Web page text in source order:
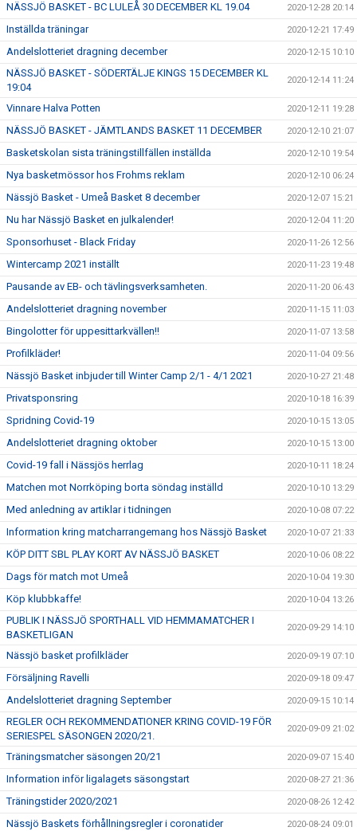
NÄSSJÖ BASKET - BC LULEÅ 30 DECEMBER KL 19.04 2020-12-28 20:14
Inställda träningar 2020-12-21 17:49
Andelslotteriet dragning december 2020-12-15 10:10
NÄSSJÖ BASKET - SÖDERTÄLJE KINGS 15 DECEMBER KL
19:04
2020-12-14 11:24
Vinnare Halva Potten 2020-12-11 19:28
NÄSSJÖ BASKET - JÄMTLANDS BASKET 11 DECEMBER 2020-12-10 21:07
Basketskolan sista träningstillfällen inställda 2020-12-10 19:54
Nya basketmössor hos Frohms reklam 2020-12-10 06:24
Nässjö Basket - Umeå Basket 8 december 2020-12-07 15:21
Nu har Nässjö Basket en julkalender! 2020-12-04 11:20
Sponsorhuset - Black Friday 2020-11-26 12:56
Wintercamp 2021 inställt 2020-11-23 19:48
Pausande av EB- och tävlingsverksamheten. 2020-11-20 06:43
Andelslotteriet dragning november 2020-11-15 11:03
Bingolotter för uppesittarkvällen!! 2020-11-07 13:58
Profilkläder! 2020-11-04 09:56
Nässjö Basket inbjuder till Winter Camp 2/1 - 4/1 2021 2020-10-27 21:48
Privatsponsring 2020-10-18 16:39
Spridning Covid-19 2020-10-15 13:05
Andelslotteriet dragning oktober 2020-10-15 13:00
Covid-19 fall i Nässjös herrlag 2020-10-11 18:24
Matchen mot Norrköping borta söndag inställd 2020-10-10 13:29
Med anledning av artiklar i tidningen 2020-10-08 07:22
Information kring matcharrangemang hos Nässjö Basket 2020-10-07 21:33
KÖP DITT SBL PLAY KORT AV NÄSSJÖ BASKET 2020-10-06 08:22
Dags för match mot Umeå 2020-10-04 19:30
Köp klubbkaffe! 2020-10-04 13:26
PUBLIK I NÄSSJÖ SPORTHALL VID HEMMAMATCHER I
BASKETLIGAN
2020-09-29 14:10
Nässjö basket profilkläder 2020-09-19 07:10
Försäljning Ravelli 2020-09-18 09:47
Andelslotteriet dragning September 2020-09-15 10:14
REGLER OCH REKOMMENDATIONER KRING COVID-19 FÖR
SERIESPEL SÄSONGEN 2020/21.
2020-09-09 21:02
Träningsmatcher säsongen 20/21 2020-09-07 15:40
Information inför ligalagets säsongstart 2020-08-27 21:36
Träningstider 2020/2021 2020-08-26 12:42
Nässjö Baskets förhållningsregler i coronatider 2020-08-24 09:01